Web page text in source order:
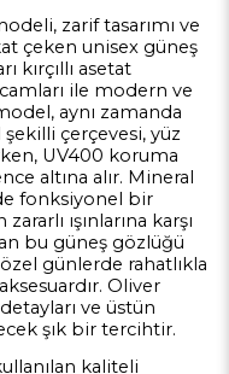
zarif tasarımı ve
çeken unisex güneş
kırçıllı asetat
ile modern ve
aynı zamanda
şekilli çerçevesi, yüz
UV400 koruma
altına alır. Mineral
fonksiyonel bir
ışınlarına karşı
bu güneş gözlüğü
günlerde rahatlıkla
Oliver
ve üstün
şık bir tercihtir.
kaliteli